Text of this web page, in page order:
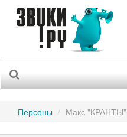
Персоны Макс "КРАНТЫ"